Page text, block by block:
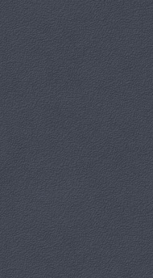
własne spojrzenie na świat.
technik – od klasycznego
stroniąc od eksperymentów
przestrzeń dzięki
zatrzymuje w kadrze
i wnosi do wspólnego
literacką głębię.
Członkowie grupy mają za
wernisażach, plenerach i
swoje prace zarówno
działalność cieszy się
artystycznych, a kolejne
form i tematów.
24 października w Ośrodku
uroczysty wernisaż z okazji
zgromadziło miłośników
wyjątkowo artystyczny